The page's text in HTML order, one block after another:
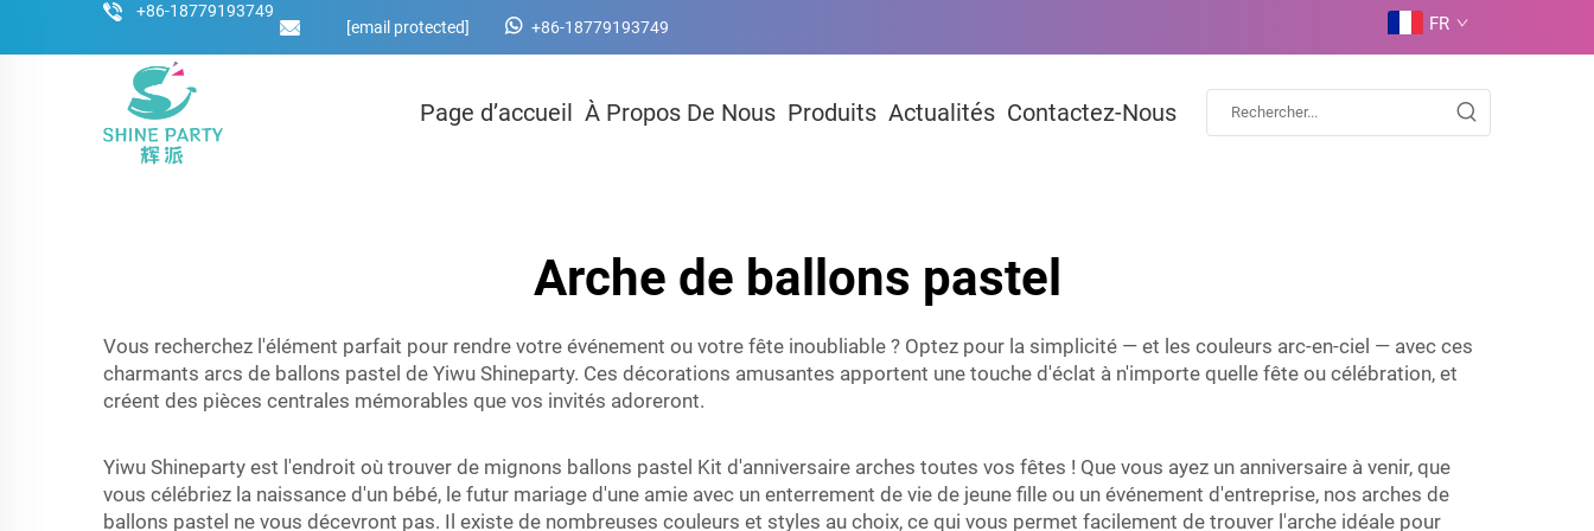
+86-18779193749
[email protected]
+86-18779193749 FR
Page d’accueil À Propos De Nous Produits Actualités Contactez-Nous
Arche de ballons pastel
Vous recherchez l'élément parfait pour rendre votre événement ou votre fête inoubliable ? Optez pour la simplicité — et les couleurs arc-en-ciel — avec ces
charmants arcs de ballons pastel de Yiwu Shineparty. Ces décorations amusantes apportent une touche d'éclat à n'importe quelle fête ou célébration, et
créent des pièces centrales mémorables que vos invités adoreront.
Yiwu Shineparty est l'endroit où trouver de mignons ballons pastel Kit d'anniversaire arches toutes vos fêtes ! Que vous ayez un anniversaire à venir, que
vous célébriez la naissance d'un bébé, le futur mariage d'une amie avec un enterrement de vie de jeune fille ou un événement d'entreprise, nos arches de
ballons pastel ne vous décevront pas. Il existe de nombreuses couleurs et styles au choix, ce qui vous permet facilement de trouver l'arche idéale pour